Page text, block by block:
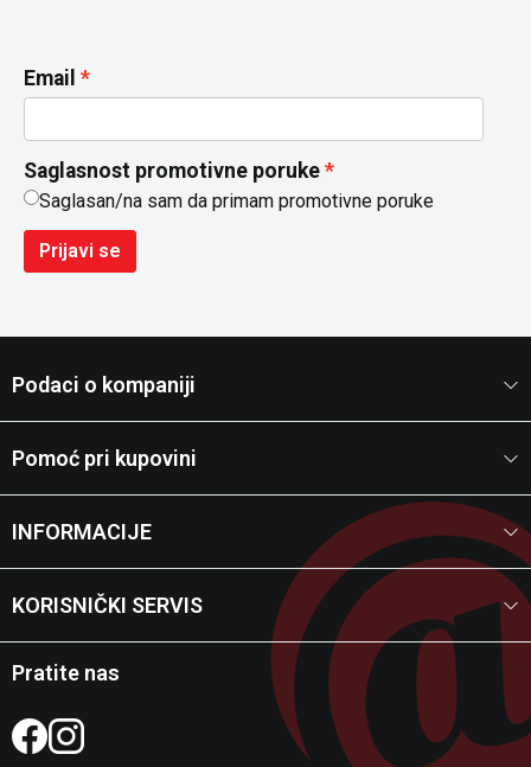
Email
Saglasnost promotivne poruke
Saglasan/na sam da primam promotivne poruke
Prijavi se
Podaci o kompaniji
Pomoć pri kupovini
INFORMACIJE
KORISNIČKI SERVIS
Pratite nas